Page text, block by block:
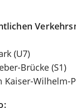
(U7)
Brücke (S1)
Kaiser-Wilhelm-